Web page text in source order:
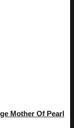
Mother Of Pearl